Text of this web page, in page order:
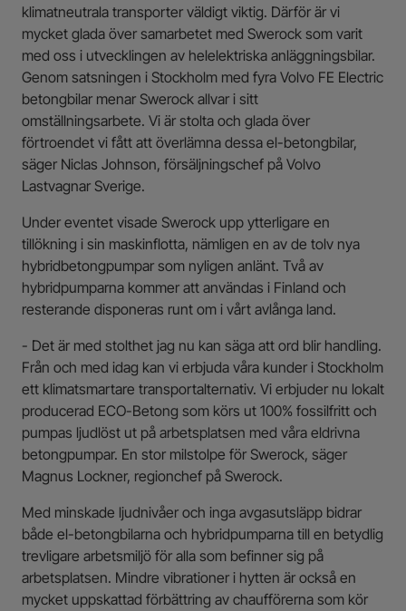
klimatneutrala transporter väldigt viktig. Därför är vi
mycket glada över samarbetet med Swerock som varit
med oss i utvecklingen av helelektriska anläggningsbilar.
Genom satsningen i Stockholm med fyra Volvo FE Electric
betongbilar menar Swerock allvar i sitt
omställningsarbete. Vi är stolta och glada över
förtroendet vi fått att överlämna dessa el-betongbilar,
säger Niclas Johnson, försäljningschef på Volvo
Lastvagnar Sverige.
Under eventet visade Swerock upp ytterligare en
tillökning i sin maskinflotta, nämligen en av de tolv nya
hybridbetongpumpar som nyligen anlänt. Två av
hybridpumparna kommer att användas i Finland och
resterande disponeras runt om i vårt avlånga land.
- Det är med stolthet jag nu kan säga att ord blir handling.
Från och med idag kan vi erbjuda våra kunder i Stockholm
ett klimatsmartare transportalternativ. Vi erbjuder nu lokalt
producerad ECO-Betong som körs ut 100% fossilfritt och
pumpas ljudlöst ut på arbetsplatsen med våra eldrivna
betongpumpar. En stor milstolpe för Swerock, säger
Magnus Lockner, regionchef på Swerock.
Med minskade ljudnivåer och inga avgasutsläpp bidrar
både el-betongbilarna och hybridpumparna till en betydlig
trevligare arbetsmiljö för alla som befinner sig på
arbetsplatsen. Mindre vibrationer i hytten är också en
mycket uppskattad förbättring av chaufförerna som kör